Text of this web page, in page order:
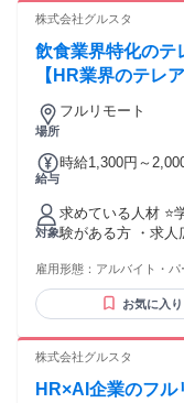
株式会社グルスタ
飲食業界特化のテ
【HR業界のテレ
場所
フルリモート
給与
時給1,300円～
応じて時給が変動） 「フルタイムじゃなくても、しっ
定収入！」 「頑張
対象
求めている人材 ⭐学歴は一
験がある方 ・求人
派遣のテレアポ ・
成ツールのテレアポ テレフォンアポインター、カスタ
ンター、お客様サ
雇用形態： アルバイト・パ
お気に入り
株式会社グルスタ
HR×AI企業のフル